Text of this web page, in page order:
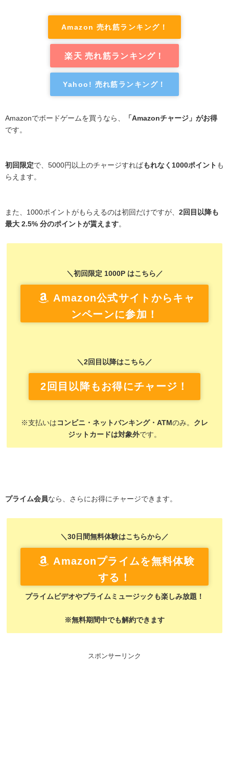
Amazon 売れ筋ランキング！
楽天 売れ筋ランキング！
Yahoo! 売れ筋ランキング！
Amazonでボードゲームを買うなら、
「Amazonチャージ」がお得
です。
初回限定で、5000円以上のチャージすればもれなく1000ポイント も
らえます。
また、1000ポイントがもらえるのは初回だけですが、 2回目以降も
最大 2.5% 分のポイントが貰えます。
＼初回限定 1000P はこちら／
Amazon公式サイトからキャ
ンペーンに参加！
＼2回目以降はこちら／
2回目以降もお得にチャージ！
※支払いは コンビニ・ネットバンキング・ATMのみ。 クレ
ジットカードは対象外です。
プライム会員なら、さらにお得にチャージできます。
＼30日間無料体験はこちらから／
Amazonプライムを無料体験
する！
プライムビデオやプライムミュージックも楽しみ放題！
※無料期間中でも解約できます
スポンサーリンク